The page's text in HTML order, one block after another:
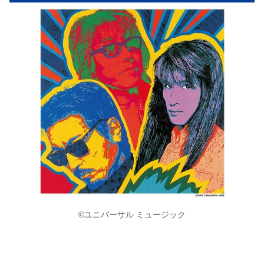
©ユニバーサル ミュージック